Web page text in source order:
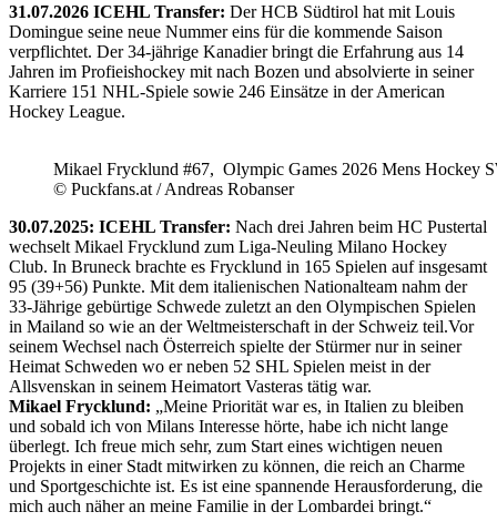
31.07.2026 ICEHL Transfer: Der HCB Südtirol hat mit Louis
Domingue seine neue Nummer eins für die kommende Saison
verpflichtet. Der 34-jährige Kanadier bringt die Erfahrung aus 14
Jahren im Profieishockey mit nach Bozen und absolvierte in seiner
Karriere 151 NHL-Spiele sowie 246 Einsätze in der American
Hockey League.
Mikael Frycklund #67, Olympic Games 2026 Mens Hockey
© Puckfans.at / Andreas Robanser
30.07.2025: ICEHL Transfer: Nach drei Jahren beim HC Pustertal
wechselt Mikael Frycklund zum Liga-Neuling Milano Hockey
Club. In Bruneck brachte es Frycklund in 165 Spielen auf insgesamt
95 (39+56) Punkte. Mit dem italienischen Nationalteam nahm der
33-Jährige gebürtige Schwede zuletzt an den Olympischen Spielen
in Mailand so wie an der Weltmeisterschaft in der Schweiz teil.Vor
seinem Wechsel nach Österreich spielte der Stürmer nur in seiner
Heimat Schweden wo er neben 52 SHL Spielen meist in der
Allsvenskan in seinem Heimatort Vasteras tätig war.
Mikael Frycklund: „Meine Priorität war es, in Italien zu bleiben
und sobald ich von Milans Interesse hörte, habe ich nicht lange
überlegt. Ich freue mich sehr, zum Start eines wichtigen neuen
Projekts in einer Stadt mitwirken zu können, die reich an Charme
und Sportgeschichte ist. Es ist eine spannende Herausforderung, die
mich auch näher an meine Familie in der Lombardei bringt.“